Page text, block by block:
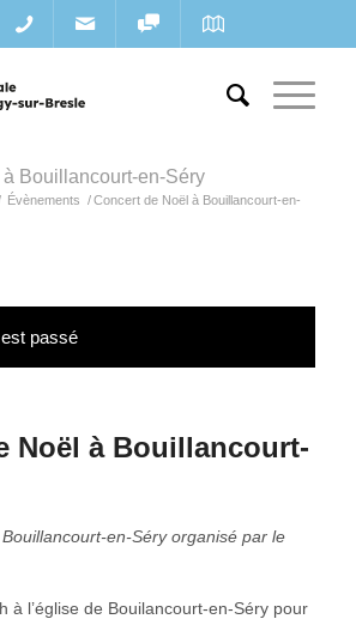
Bouillancourt-en-Séry
Évènements / Concert de Noël à Bouillancourt-en-
passé
Noël à Bouillancourt-
en-Séry organisé par le
à l’église de Bouilancourt-en-Séry pour